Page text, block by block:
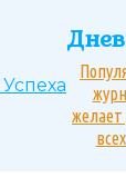
желает